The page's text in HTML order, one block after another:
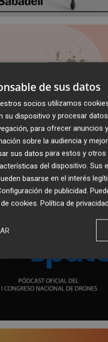
de sus datos
socios utilizamos
su dispositivo y procesar
para ofrecer anuncios
sobre la audiencia y
sus datos para estos y
del dispositivo. Sus
basarse en el interés
de publicidad.
cookies. Política de privacidad